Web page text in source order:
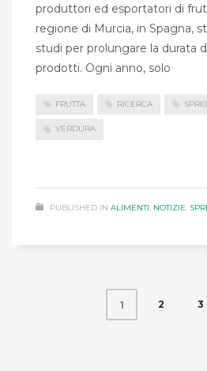
produttori ed esportatori di
regione di Murcia, in Spagna,
studi per prolungare la durata
prodotti. Ogni anno, solo
FRUTTA RICERCA
VERDURA
PUBLISHED IN ALIMENTI NOTIZIE
1 2 3